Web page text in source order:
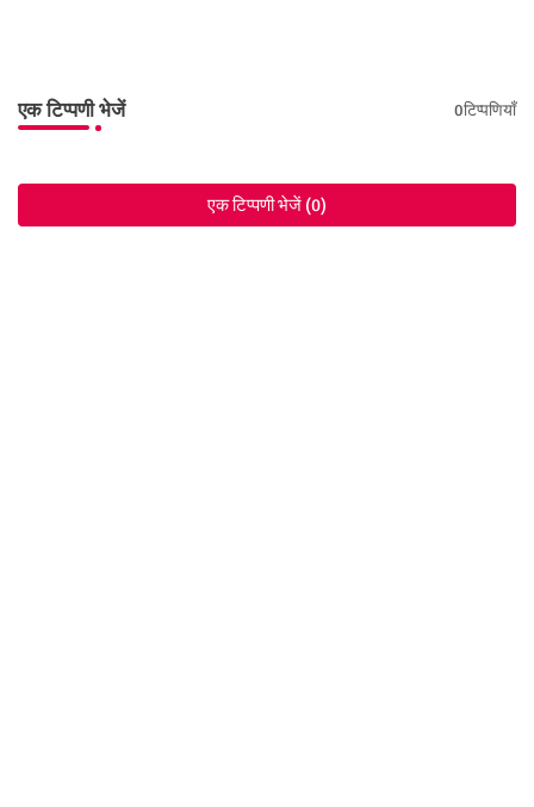
एक टिप्पणी भेजें 0टिप्पणियाँ
एक टिप्पणी भेजें (0)